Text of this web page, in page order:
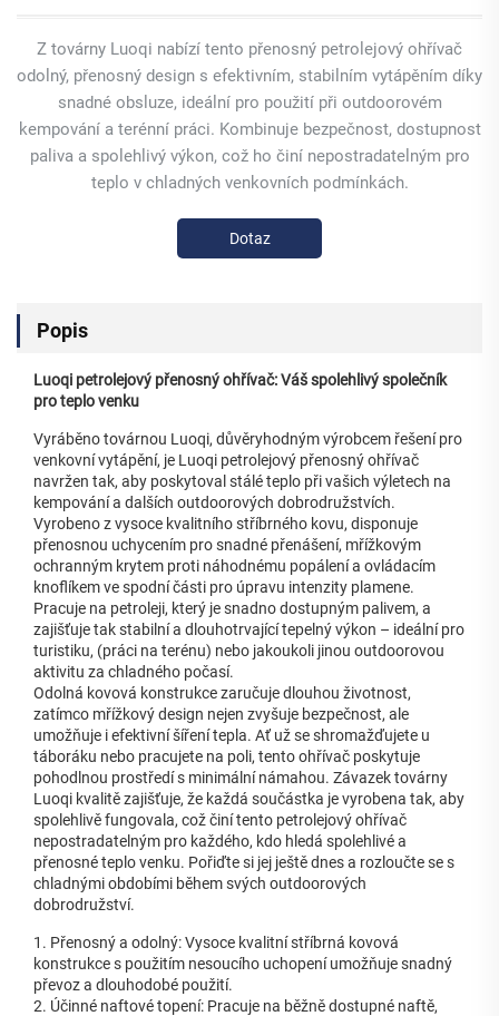
Z továrny Luoqi nabízí tento přenosný petrolejový ohřívač
odolný, přenosný design s efektivním, stabilním vytápěním díky
snadné obsluze, ideální pro použití při outdoorovém
kempování a terénní práci. Kombinuje bezpečnost, dostupnost
paliva a spolehlivý výkon, což ho činí nepostradatelným pro
teplo v chladných venkovních podmínkách.
Dotaz
Popis
Luoqi petrolejový přenosný ohřívač: Váš spolehlivý společník
pro teplo venku
Vyráběno továrnou Luoqi, důvěryhodným výrobcem řešení pro
venkovní vytápění, je Luoqi petrolejový přenosný ohřívač
navržen tak, aby poskytoval stálé teplo při vašich výletech na
kempování a dalších outdoorových dobrodružstvích.
Vyrobeno z vysoce kvalitního stříbrného kovu, disponuje
přenosnou uchycením pro snadné přenášení, mřížkovým
ochranným krytem proti náhodnému popálení a ovládacím
knoflíkem ve spodní části pro úpravu intenzity plamene.
Pracuje na petroleji, který je snadno dostupným palivem, a
zajišťuje tak stabilní a dlouhotrvající tepelný výkon – ideální pro
turistiku, (práci na terénu) nebo jakoukoli jinou outdoorovou
aktivitu za chladného počasí.
Odolná kovová konstrukce zaručuje dlouhou životnost,
zatímco mřížkový design nejen zvyšuje bezpečnost, ale
umožňuje i efektivní šíření tepla. Ať už se shromažďujete u
táboráku nebo pracujete na poli, tento ohřívač poskytuje
pohodlnou prostředí s minimální námahou. Závazek továrny
Luoqi kvalitě zajišťuje, že každá součástka je vyrobena tak, aby
spolehlivě fungovala, což činí tento petrolejový ohřívač
nepostradatelným pro každého, kdo hledá spolehlivé a
přenosné teplo venku. Pořiďte si jej ještě dnes a rozloučte se s
chladnými obdobími během svých outdoorových
dobrodružství.
1. Přenosný a odolný: Vysoce kvalitní stříbrná kovová
konstrukce s použitím nesoucího uchopení umožňuje snadný
převoz a dlouhodobé použití.
2. Účinné naftové topení: Pracuje na běžně dostupné naftě,